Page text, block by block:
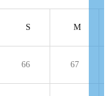
S M
66 67